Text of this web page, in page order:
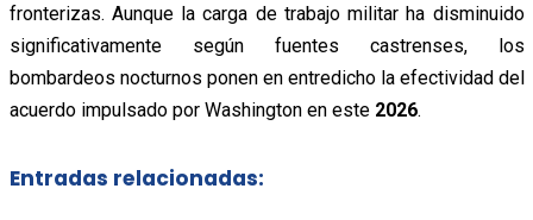
fronterizas. Aunque la carga de trabajo militar ha disminuido
significativamente según fuentes castrenses, los
bombardeos nocturnos ponen en entredicho la efectividad del
acuerdo impulsado por Washington en este 2026.
Entradas relacionadas: